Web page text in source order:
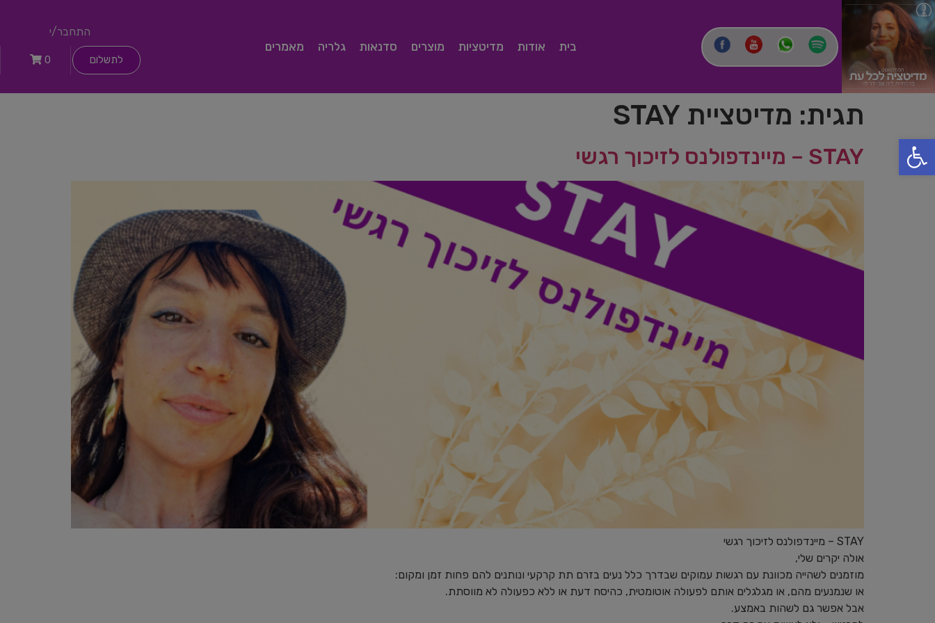
פתח סרגל נגישות
בית אודות מדיטציות מוצרים סדנאות גלריה מאמרים
התחבר/י
לתשלום 0
תגית: מדיטציית STAY
STAY – מיינדפולנס לזיכוך רגשי
STAY – מיינדפולנס לזיכוך רגשי
אולה יקרים שלי,
מוזמנים לשהייה מכוונת עם רגשות עמוקים שבדרך כלל נעים בזרם תת קרקעי ונותנים להם פחות זמן ומקום:
או שנמנעים מהם, או מגלגלים אותם לפעולה אוטומטית, כהיסח דעת או ללא כפעולה לא מווסתת.
אבל אפשר גם לשהות באמצע.